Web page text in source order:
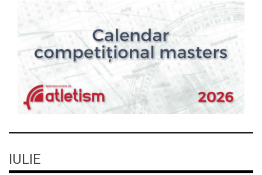
IULIE